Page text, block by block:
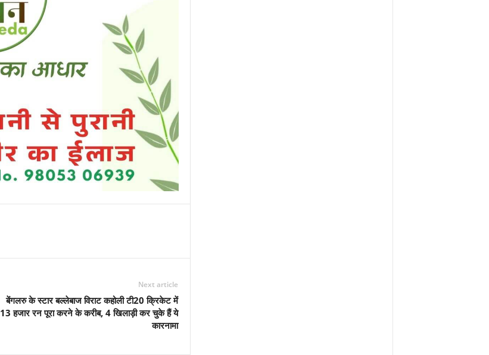
Next article
बेंगलरु के स्टार बल्लेबाज विराट कहोली टी20 क्रिकेट में
13 हजार रन पूरा करने के करीब, 4 खिलाड़ी कर चुके हैं ये
कारनामा